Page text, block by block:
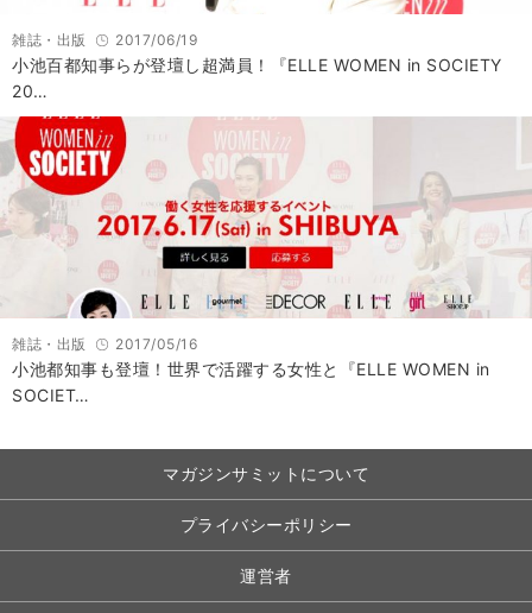
雑誌・出版 2017/06/19
小池百都知事らが登壇し超満員！『ELLE WOMEN in SOCIETY
20…
雑誌・出版 2017/05/16
小池都知事も登壇！世界で活躍する女性と『ELLE WOMEN in
SOCIET…
マガジンサミットについて
プライバシーポリシー
運営者